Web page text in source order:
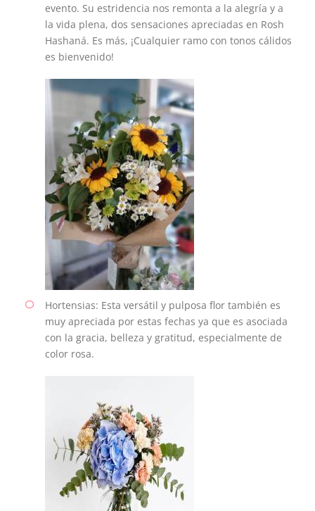
evento. Su estridencia nos remonta a la alegría y a
la vida plena, dos sensaciones apreciadas en Rosh
Hashaná. Es más, ¡Cualquier ramo con tonos cálidos
es bienvenido!
Hortensias: Esta versátil y pulposa flor también es
muy apreciada por estas fechas ya que es asociada
con la gracia, belleza y gratitud, especialmente de
color rosa.